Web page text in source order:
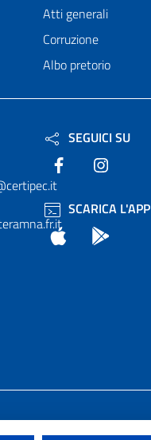
Atti generali
Corruzione
Albo pretorio
SEGUICI SU
Facebook
SCARICA L'APP
App Store